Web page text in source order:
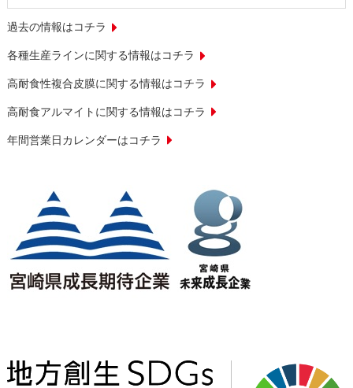
過去の情報はコチラ
各種生産ラインに関する情報はコチラ
高耐食性複合皮膜に関する情報はコチラ
高耐食アルマイトに関する情報はコチラ
年間営業日カレンダーはコチラ